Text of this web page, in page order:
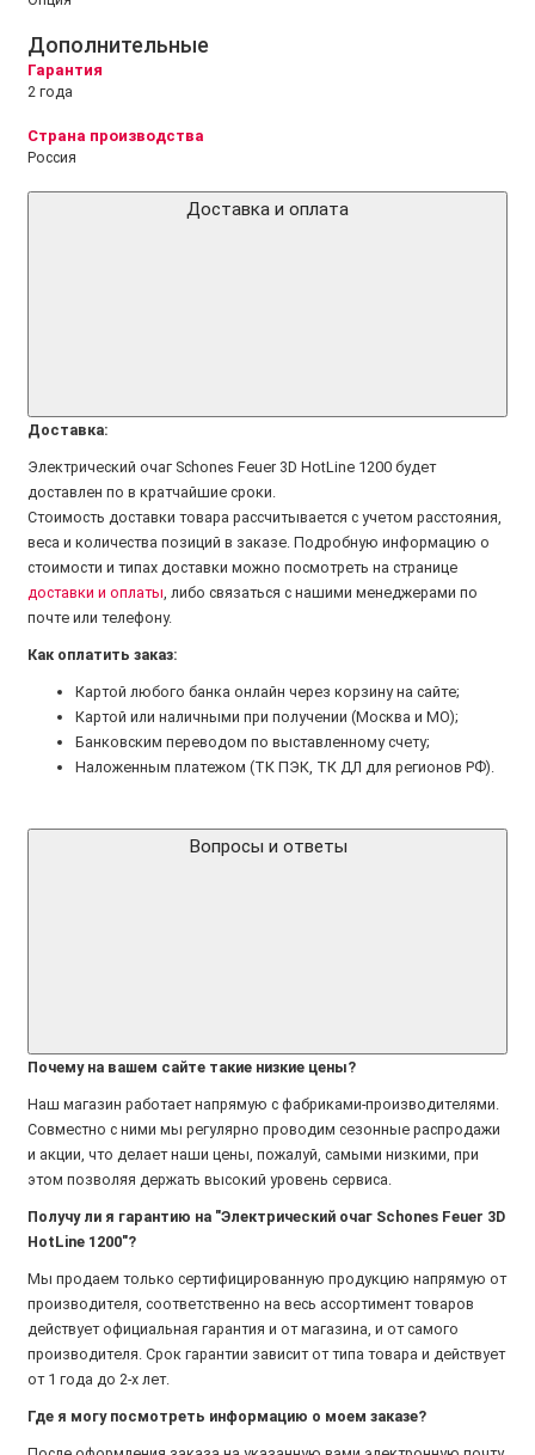
Дополнительные
Гарантия
2 года
Страна производства
Россия
Доставка и оплата
Доставка:
Электрический очаг Schones Feuer 3D HotLine 1200 будет
доставлен по в кратчайшие сроки.
Стоимость доставки товара рассчитывается с учетом расстояния,
веса и количества позиций в заказе. Подробную информацию о
стоимости и типах доставки можно посмотреть на странице
доставки и оплаты , либо связаться с нашими менеджерами по
почте или телефону.
Как оплатить заказ:
Картой любого банка онлайн через корзину на сайте;
Картой или наличными при получении (Москва и МО);
Банковским переводом по выставленному счету;
Наложенным платежом (ТК ПЭК, ТК ДЛ для регионов РФ).
Вопросы и ответы
Почему на вашем сайте такие низкие цены?
Наш магазин работает напрямую с фабриками-производителями.
Совместно с ними мы регулярно проводим сезонные распродажи
и акции, что делает наши цены, пожалуй, самыми низкими, при
этом позволяя держать высокий уровень сервиса.
Получу ли я гарантию на "Электрический очаг Schones Feuer 3D
HotLine 1200"?
Мы продаем только сертифицированную продукцию напрямую от
производителя, соответственно на весь ассортимент товаров
действует официальная гарантия и от магазина, и от самого
производителя. Срок гарантии зависит от типа товара и действует
от 1 года до 2-х лет.
Где я могу посмотреть информацию о моем заказе?